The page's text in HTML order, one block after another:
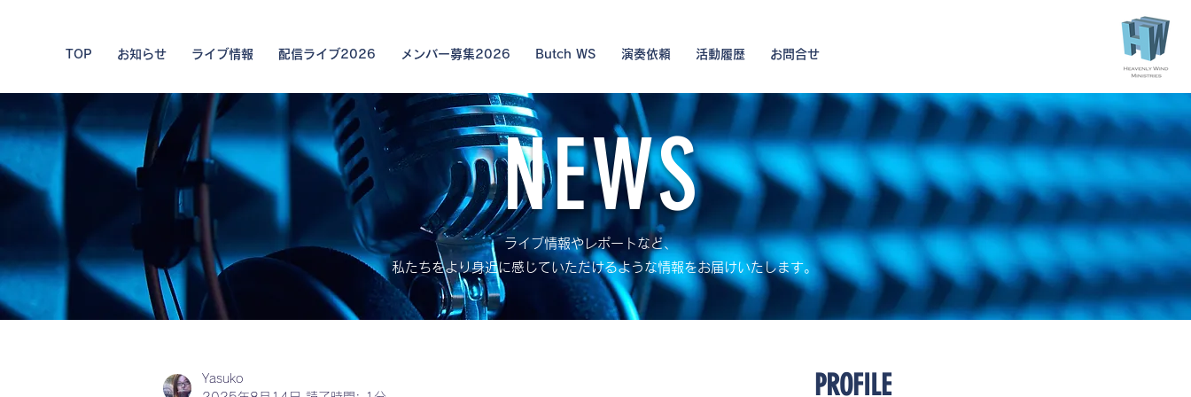
TOP お知らせ ライブ情報 配信ライブ2026 メンバー募集2026 Butch WS 演奏依頼 活動履歴 お問合せ
ライブ情報やレポートなど、
私たちをより身近に感じていただけるような情報をお届けいたします。
NEWS
Yasuko
PROFILE